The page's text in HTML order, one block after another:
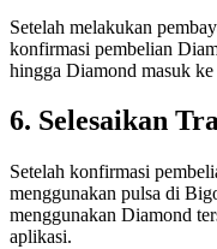
Setelah melakukan
konfirmasi pembelian
hingga Diamond masuk
6. Selesaikan
Setelah konfirmasi
menggunakan pulsa di
menggunakan Diamond
aplikasi.